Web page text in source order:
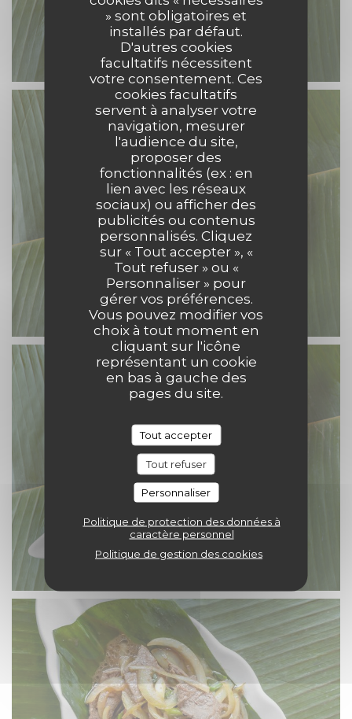
» sont obligatoires et
installés par défaut.
D'autres cookies
facultatifs nécessitent
votre consentement. Ces
cookies facultatifs
servent à analyser votre
navigation, mesurer
l'audience du site,
proposer des
fonctionnalités (ex : en
lien avec les réseaux
sociaux) ou afficher des
publicités ou contenus
personnalisés. Cliquez
sur « Tout accepter », «
Tout refuser » ou «
Personnaliser » pour
gérer vos préférences.
Vous pouvez modifier vos
choix à tout moment en
cliquant sur l'icône
représentant un cookie
en bas à gauche des
pages du site.
Tout accepter
Tout refuser
Personnaliser
Politique de protection des données à
caractère personnel
Politique de gestion des cookies